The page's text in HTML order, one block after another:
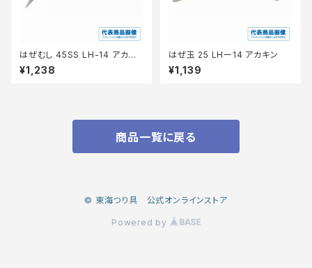
はぜむし 45SS LH-14 アカキ
ン
¥1,238
はぜ玉 25 LHー14 アカキン
¥1,139
商品一覧に戻る
© 東海つり具 公式オンラインストア
Powered by